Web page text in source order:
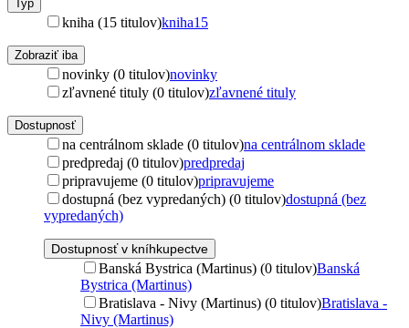
Typ
kniha (15 titulov)kniha15
Zobraziť iba
novinky (0 titulov)novinky
zľavnené tituly (0 titulov)zľavnené tituly
Dostupnosť
na centrálnom sklade (0 titulov)na centrálnom sklade
predpredaj (0 titulov)predpredaj
pripravujeme (0 titulov)pripravujeme
dostupná (bez vypredaných) (0 titulov)dostupná (bez
vypredaných)
Dostupnosť v kníhkupectve
Banská Bystrica (Martinus) (0 titulov)Banská
Bystrica (Martinus)
Bratislava - Nivy (Martinus) (0 titulov)Bratislava -
Nivy (Martinus)